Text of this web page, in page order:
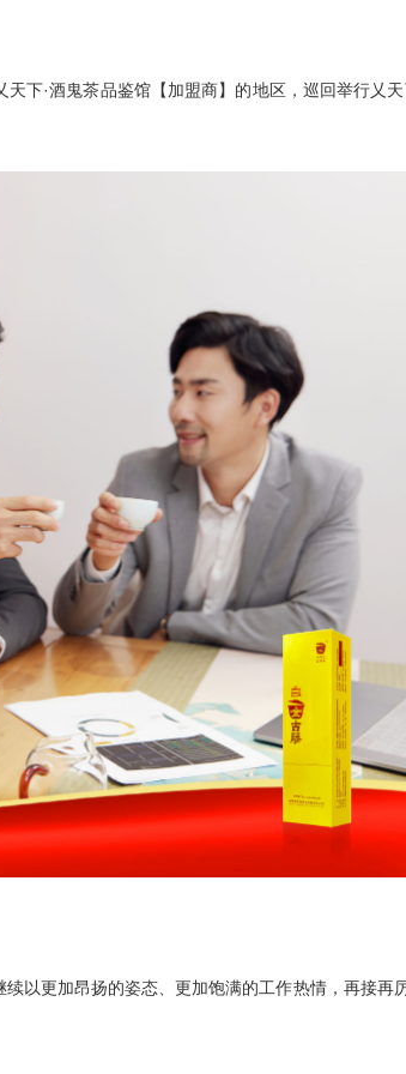
下·酒鬼茶品鉴馆【加盟商】的地区，巡回举行乂天
续以更加昂扬的姿态、更加饱满的工作热情，再接再